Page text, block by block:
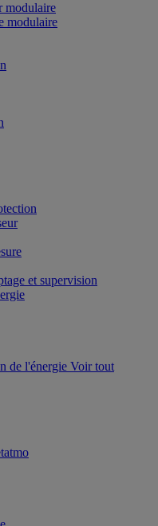
modulaire
modulaire
et supervision
de l'énergie Voir tout